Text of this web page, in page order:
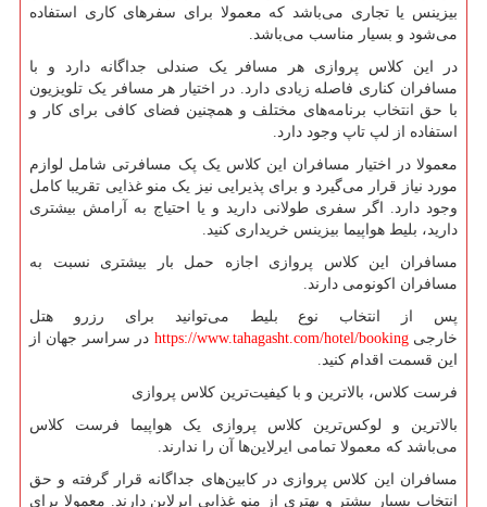
بیزینس یا تجاری می‌باشد که معمولا برای سفر‌های کاری استفاده
می‌شود و بسیار مناسب می‌باشد.
در این کلاس پروازی هر مسافر یک صندلی جداگانه دارد و با
مسافران کناری فاصله زیادی دارد. در اختیار هر مسافر یک تلویزیون
با حق انتخاب برنامه‌های مختلف و همچنین فضای کافی برای کار و
استفاده از لپ تاپ وجود دارد.
معمولا در اختیار مسافران این کلاس یک پک مسافرتی شامل لوازم
مورد نیاز قرار می‌گیرد و برای پذیرایی نیز یک منو غذایی تقریبا کامل
وجود دارد. اگر سفری طولانی دارید و یا احتیاج به آرامش بیشتری
دارید، بلیط هواپیما بیزینس خریداری کنید.
مسافران این کلاس پروازی اجازه حمل بار بیشتری نسبت به
مسافران اکونومی دارند.
پس از انتخاب نوع بلیط می‌توانید برای رزرو هتل
خارجیhttps://www.tahagasht.com/hotel/booking در سراسر جهان از
این قسمت اقدام کنید.
فرست کلاس، بالاترین و با کیفیت‌ترین کلاس پروازی
بالاترین و لوکس‌ترین کلاس پروازی یک هواپیما فرست کلاس
می‌باشد که معمولا تمامی ایرلاین‌ها آن را ندارند.
مسافران این کلاس پروازی در کابین‌های جداگانه قرار گرفته و حق
انتخاب بسیار بیشتر و بهتری از منو غذایی ایرلاین دارند. معمولا برای